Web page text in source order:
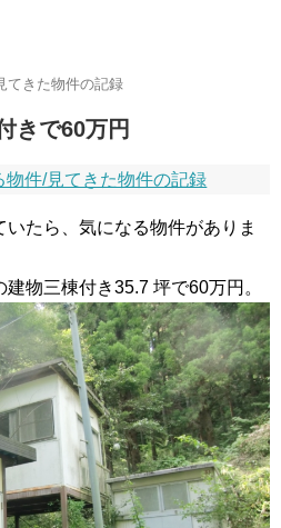
てきた物件の記録
きで60万円
物件/見てきた物件の記録
たら、気になる物件がありま
物三棟付き35.7 坪で60万円。